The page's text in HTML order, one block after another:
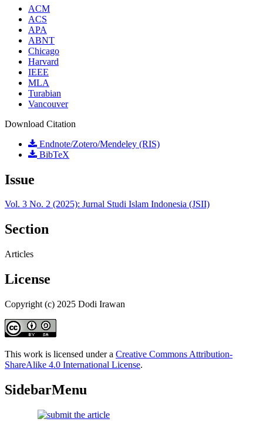
ACM
ACS
APA
ABNT
Chicago
Harvard
IEEE
MLA
Turabian
Vancouver
Download Citation
Endnote/Zotero/Mendeley (RIS)
BibTeX
Issue
Vol. 3 No. 2 (2025): Jurnal Studi Islam Indonesia (JSII)
Section
Articles
License
Copyright (c) 2025 Dodi Irawan
This work is licensed under a Creative Commons Attribution-
ShareAlike 4.0 International License.
SidebarMenu